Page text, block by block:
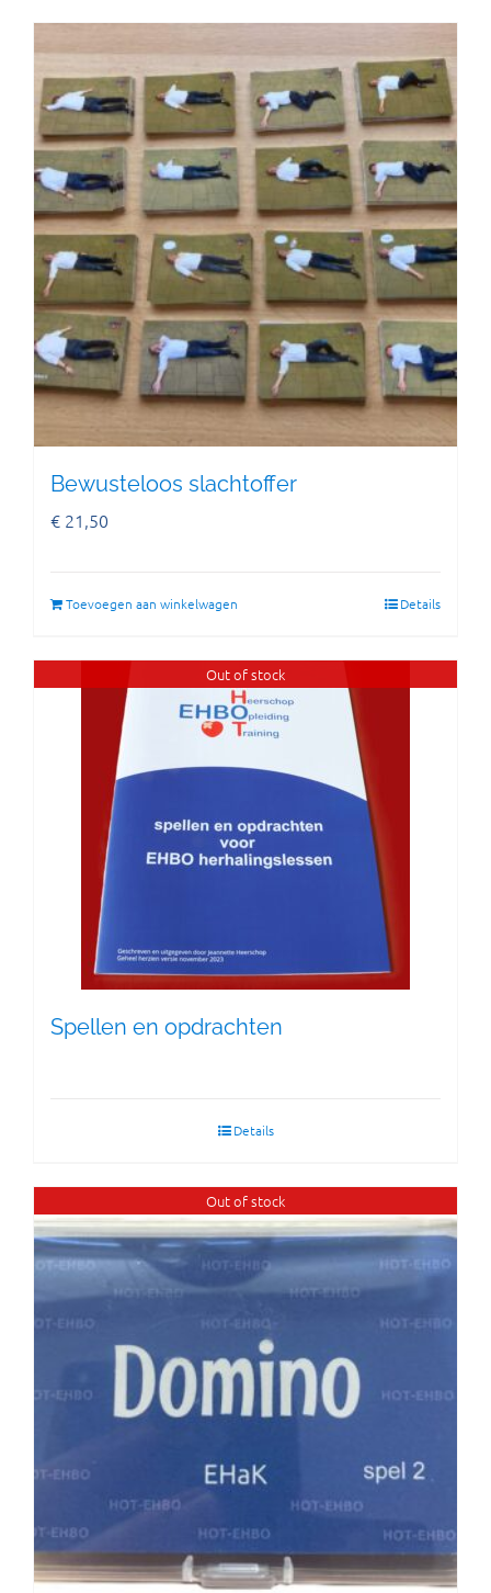
Bewusteloos slachtoffer
€ 21,50
Toevoegen aan winkelwagen Details
Out of stock
Spellen en opdrachten
Details
Out of stock